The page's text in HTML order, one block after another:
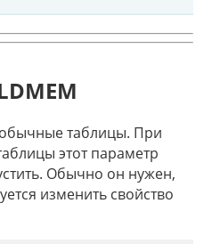
таблицы. При
этот параметр
Обычно он нужен,
изменить свойство